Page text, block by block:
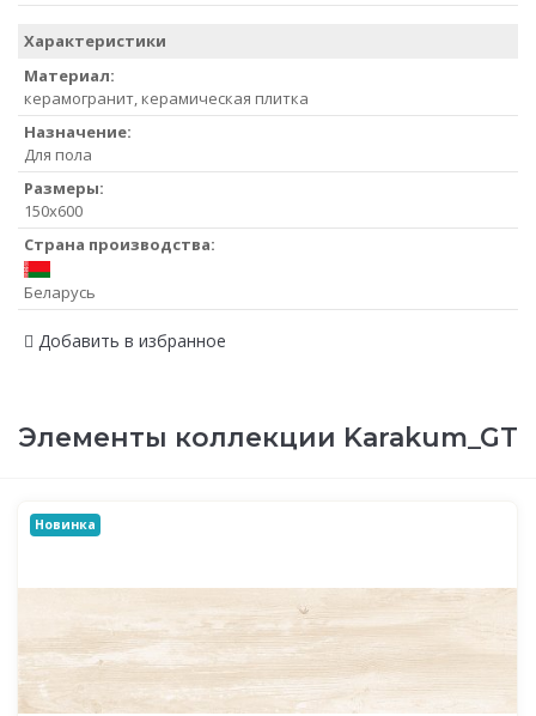
Характеристики
Материал:
керамогранит, керамическая плитка
Назначение:
Для пола
Размеры:
150x600
Страна производства:
Беларусь
Добавить в избранное
Элементы коллекции Karakum_GT
Новинка